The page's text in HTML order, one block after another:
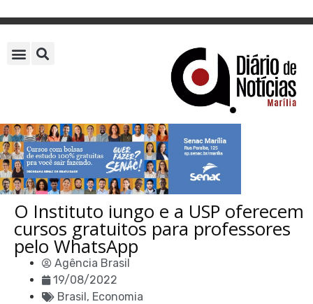
O Instituto iungo e a USP oferecem
cursos gratuitos para professores
pelo WhatsApp
Agência Brasil
19/08/2022
Brasil, Economia